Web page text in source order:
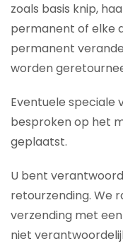
zoals basis knip,
permanent of elke
permanent
worden
Eventuele speciale
besproken op het
geplaatst.
U bent
retourzending. We
verzending met
niet